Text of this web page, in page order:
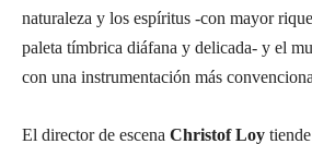
naturaleza y los espíritus ­-con mayor
paleta tímbrica diáfana y delicada- y el
con una instrumentación más
El director de escena Christof Loy